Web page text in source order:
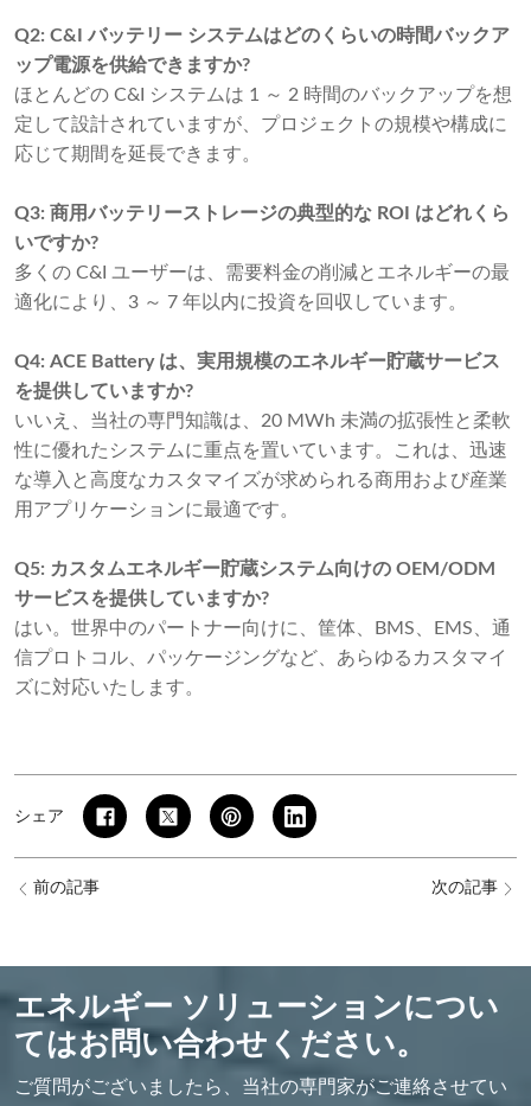
Q2: C&I バッテリー システムはどのくらいの時間バックア
ップ電源を供給できますか?
ほとんどの C&I システムは 1 ～ 2 時間のバックアップを想
定して設計されていますが、プロジェクトの規模や構成に
応じて期間を延長できます。
Q3: 商用バッテリーストレージの典型的な ROI はどれくら
いですか?
多くの C&I ユーザーは、需要料金の削減とエネルギーの最
適化により、3 ～ 7 年以内に投資を回収しています。
Q4: ACE Battery は、実用規模のエネルギー貯蔵サービス
を提供していますか?
いいえ、当社の専門知識は、20 MWh 未満の拡張性と柔軟
性に優れたシステムに重点を置いています。これは、迅速
な導入と高度なカスタマイズが求められる商用および産業
用アプリケーションに最適です。
Q5: カスタムエネルギー貯蔵システム向けの OEM/ODM
サービスを提供していますか?
はい。世界中のパートナー向けに、筐体、BMS、EMS、通
信プロトコル、パッケージングなど、あらゆるカスタマイ
ズに対応いたします。
シェア
前の記事 次の記事
エネルギー ソリューションについ
てはお問い合わせください。
ご質問がございましたら、当社の専門家がご連絡させてい